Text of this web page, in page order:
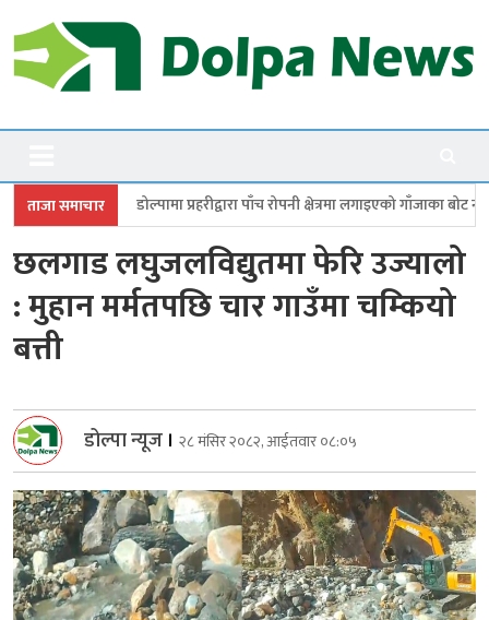
to
content
Dolpanews
ताजा समाचार
प्रहरीद्वारा पाँच रोपनी क्षेत्रमा लगाइएको गाँजाका बोट नष्ट जगदुल्लामा
छलगाड लघुजलविद्युतमा फेरि उज्यालो
: मुहान मर्मतपछि चार गाउँमा चम्कियो
बत्ती
डोल्पा न्यूज । २८ मंसिर २०८२, आईतवार ०८:०५